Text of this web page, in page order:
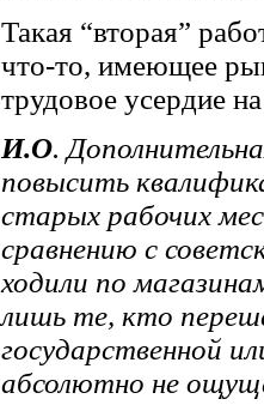
Такая “вторая”
что-то, имеющее
трудовое усердие
И.О.
повысить
старых рабочих
сравнению с
ходили по
лишь те, кто
государственной
абсолютно не